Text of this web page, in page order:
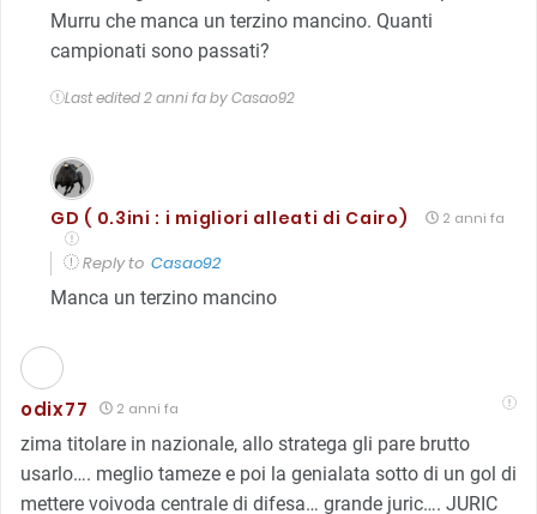
Murru che manca un terzino mancino. Quanti
campionati sono passati?
Last edited 2 anni fa by Casao92
GD ( 0.3ini : i migliori alleati di Cairo) 2 anni fa
Reply to Casao92
Manca un terzino mancino
odix77 2 anni fa
zima titolare in nazionale, allo stratega gli pare brutto
usarlo…. meglio tameze e poi la genialata sotto di un gol di
mettere voivoda centrale di difesa… grande juric…. JURIC